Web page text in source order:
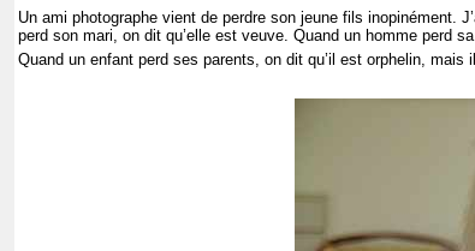
Un ami photographe vient de perdre son jeune fils inopinément.
perd son mari, on dit qu’elle est veuve. Quand un homme perd
Quand un enfant perd ses parents, on dit qu’il est orphelin,